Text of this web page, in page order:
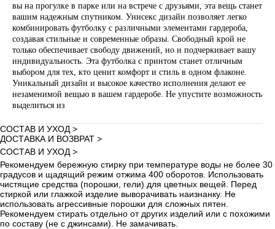
вы на прогулке в парке или на встрече с друзьями, эта вещь станет
вашим надежным спутником. Унисекс дизайн позволяет легко
комбинировать футболку с различными элементами гардероба,
создавая стильные и современные образы. Свободный крой не
только обеспечивает свободу движений, но и подчеркивает вашу
индивидуальность. Эта футболка с принтом станет отличным
выбором для тех, кто ценит комфорт и стиль в одном флаконе.
Уникальный дизайн и высокое качество исполнения делают ее
незаменимой вещью в вашем гардеробе. Не упустите возможность
выделиться из
СОСТАВ И УХОД >
ДОСТАВКА И ВОЗВРАТ >
СОСТАВ И УХОД >
Рекомендуем бережную стирку при температуре воды не более 30
градусов и щадящий режим отжима 400 оборотов. Использовать
чистящие средства (порошки, гели) для цветных вещей. Перед
стиркой или глажкой изделие выворачивать наизнанку. Не
использовать агрессивные порошки для сложных пятен.
Рекомендуем стирать отдельно от других изделий или с похожими
по составу (не с джинсами). Не замачивать.